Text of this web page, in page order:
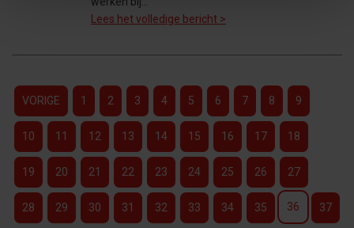
Lees het volledige bericht >
VORIGE 1 2 3 4 5 6 7 8 9
10 11 12 13 14 15 16 17 18
19 20 21 22 23 24 25 26 27
28 29 30 31 32 33 34 35 36 37